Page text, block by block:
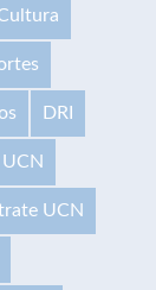
DRI
UCN